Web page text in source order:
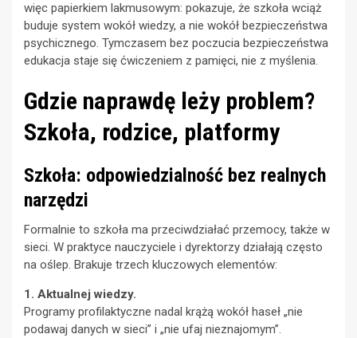
więc papierkiem lakmusowym: pokazuje, że szkoła wciąż
buduje system wokół wiedzy, a nie wokół bezpieczeństwa
psychicznego. Tymczasem bez poczucia bezpieczeństwa
edukacja staje się ćwiczeniem z pamięci, nie z myślenia.
Gdzie naprawdę leży problem?
Szkoła, rodzice, platformy
Szkoła: odpowiedzialność bez realnych
narzędzi
Formalnie to szkoła ma przeciwdziałać przemocy, także w
sieci. W praktyce nauczyciele i dyrektorzy działają często
na oślep. Brakuje trzech kluczowych elementów:
1. Aktualnej wiedzy.
Programy profilaktyczne nadal krążą wokół haseł „nie
podawaj danych w sieci” i „nie ufaj nieznajomym”.